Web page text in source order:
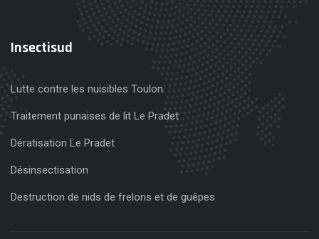
Insectisud
Lutte contre les nuisibles Toulon
Traitement punaises de lit Le Pradet
Dératisation Le Pradet
Désinsectisation
Destruction de nids de frelons et de guêpes